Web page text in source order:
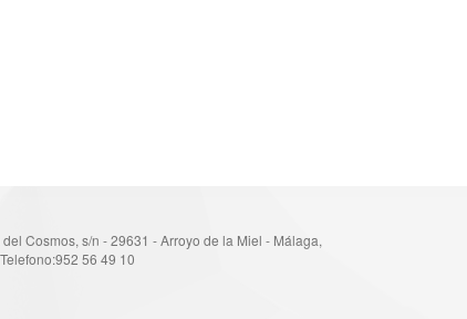
Cosmos, s/n - 29631 - Arroyo de la Miel - Málaga,
56 49 10